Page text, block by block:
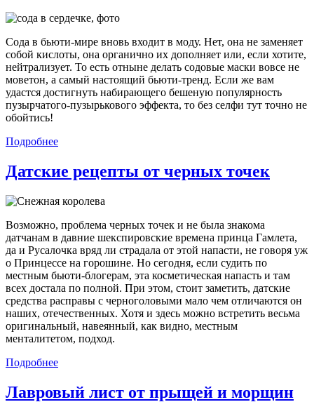
Сода в бьюти-мире вновь входит в моду. Нет, она не заменяет
собой кислоты, она органично их дополняет или, если хотите,
нейтрализует. То есть отныне делать содовые маски вовсе не
моветон, а самый настоящий бьюти-тренд. Если же вам
удастся достигнуть набирающего бешеную популярность
пузырчатого-пузырькового эффекта, то без селфи тут точно не
обойтись!
Подробнее
Датские рецепты от черных точек
Возможно, проблема черных точек и не была знакома
датчанам в давние шекспировские времена принца Гамлета,
да и Русалочка вряд ли страдала от этой напасти, не говоря уж
о Принцессе на горошине. Но сегодня, если судить по
местным бьюти-блогерам, эта косметическая напасть и там
всех достала по полной. При этом, стоит заметить, датские
средства расправы с черноголовыми мало чем отличаются он
наших, отечественных. Хотя и здесь можно встретить весьма
оригинальный, навеянный, как видно, местным
менталитетом, подход.
Подробнее
Лавровый лист от прыщей и морщин